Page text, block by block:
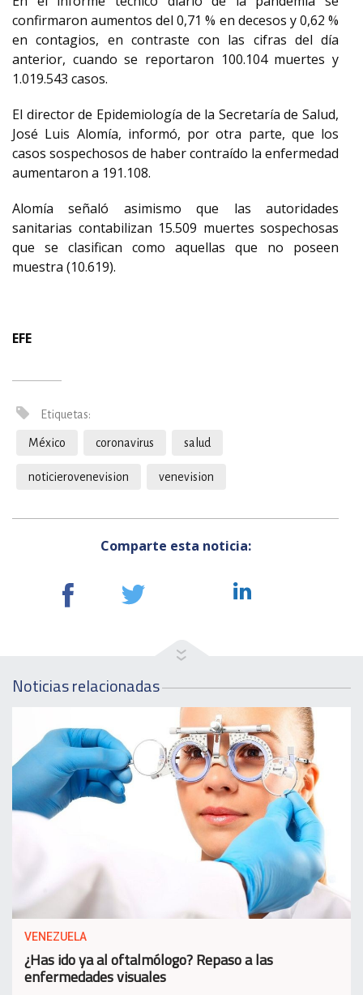
confirmaron aumentos del 0,71 % en decesos y 0,62 %
en contagios, en contraste con las cifras del día
anterior, cuando se reportaron 100.104 muertes y
1.019.543 casos.
El director de Epidemiología de la Secretaría de Salud,
José Luis Alomía, informó, por otra parte, que los
casos sospechosos de haber contraído la enfermedad
aumentaron a 191.108.
Alomía señaló asimismo que las autoridades
sanitarias contabilizan 15.509 muertes sospechosas
que se clasifican como aquellas que no poseen
muestra (10.619).
EFE
Etiquetas:
México coronavirus salud
noticierovenevision venevision
Comparte esta noticia:
Noticias relacionadas
VENEZUELA
¿Has ido ya al oftalmólogo? Repaso a las
enfermedades visuales